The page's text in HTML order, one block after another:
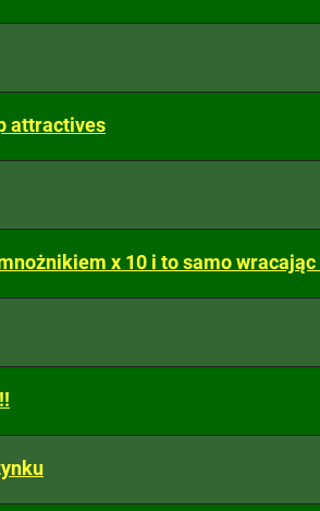
attractives
x 10 i to samo wracając